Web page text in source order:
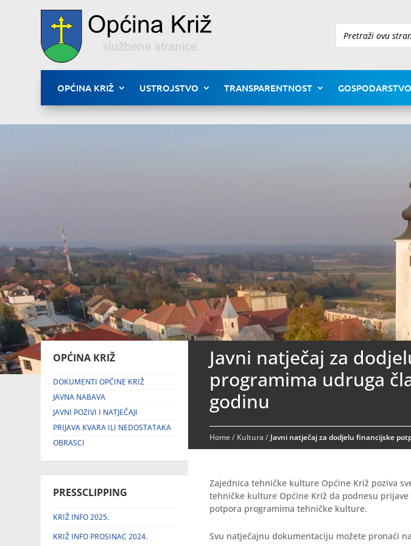
Pretraži
OPĆINA KRIŽ USTROJSTVO TRANSPARENTNOST GOSPODARSTVO
OPĆINA KRIŽ
DOKUMENTI OPĆINE KRIŽ
JAVNA NABAVA
JAVNI POZIVI I NATJEČAJI
PRIJAVA KVARA ILI NEDOSTATAKA
OBRASCI
PRESSCLIPPING
KRIŽ INFO 2025.
KRIŽ INFO PROSINAC 2024.
Javni natječaj za
programima udruga
godinu
Home/ Kultura / Javni natječaj za dodjelu financijske
Zajednica tehničke kulture Općine Križ poziva
tehničke kulture Općine Križ da podnesu
potpora programima tehničke kulture.
Svu natječajnu dokumentaciju možete pronaći